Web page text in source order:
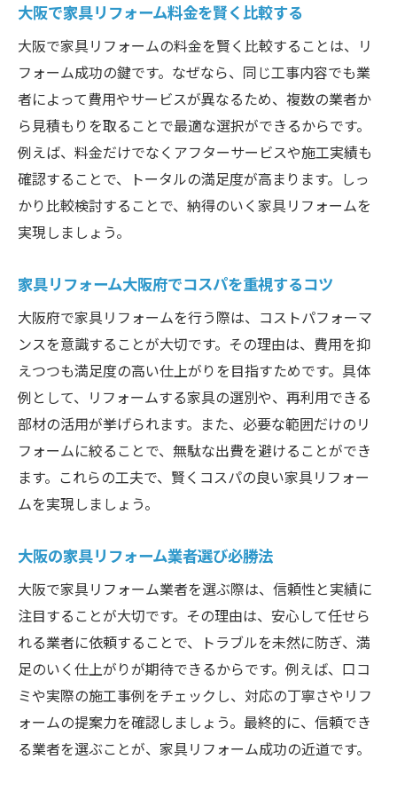
大阪で家具リフォーム料金を賢く比較する
大阪で家具リフォームの料金を賢く比較することは、リ
フォーム成功の鍵です。なぜなら、同じ工事内容でも業
者によって費用やサービスが異なるため、複数の業者か
ら見積もりを取ることで最適な選択ができるからです。
例えば、料金だけでなくアフターサービスや施工実績も
確認することで、トータルの満足度が高まります。しっ
かり比較検討することで、納得のいく家具リフォームを
実現しましょう。
家具リフォーム大阪府でコスパを重視するコツ
大阪府で家具リフォームを行う際は、コストパフォーマ
ンスを意識することが大切です。その理由は、費用を抑
えつつも満足度の高い仕上がりを目指すためです。具体
例として、リフォームする家具の選別や、再利用できる
部材の活用が挙げられます。また、必要な範囲だけのリ
フォームに絞ることで、無駄な出費を避けることができ
ます。これらの工夫で、賢くコスパの良い家具リフォー
ムを実現しましょう。
大阪の家具リフォーム業者選び必勝法
大阪で家具リフォーム業者を選ぶ際は、信頼性と実績に
注目することが大切です。その理由は、安心して任せら
れる業者に依頼することで、トラブルを未然に防ぎ、満
足のいく仕上がりが期待できるからです。例えば、口コ
ミや実際の施工事例をチェックし、対応の丁寧さやリフ
ォームの提案力を確認しましょう。最終的に、信頼でき
る業者を選ぶことが、家具リフォーム成功の近道です。